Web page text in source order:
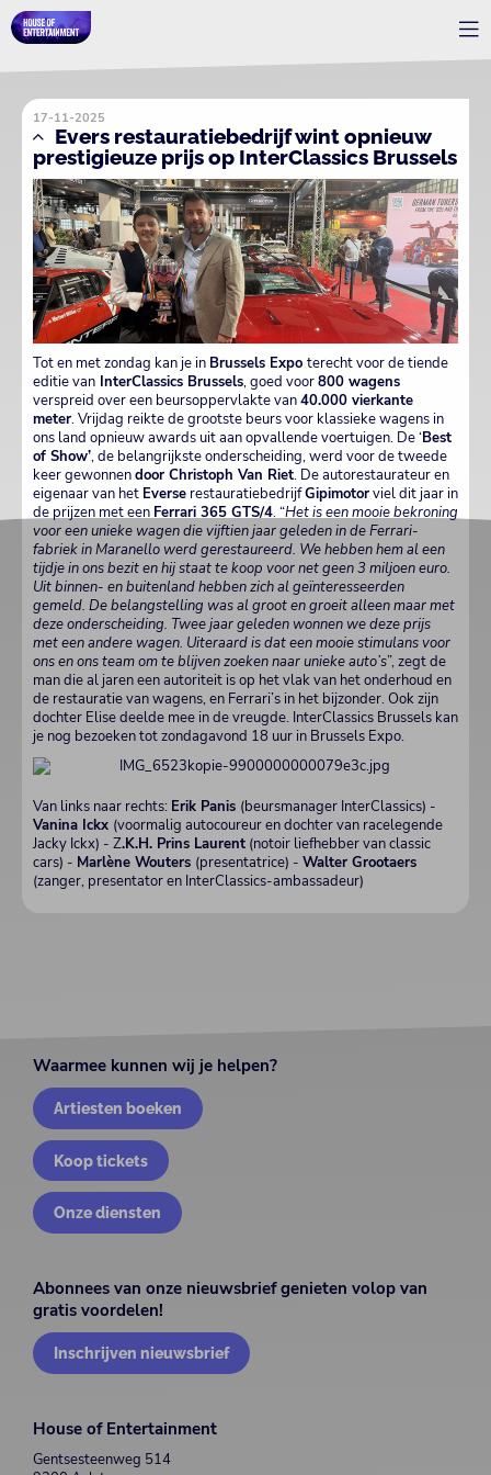
17-11-2025
Evers restauratiebedrijf wint opnieuw
prestigieuze prijs op InterClassics Brussels
Tot en met zondag kan je in Brussels Expo terecht voor de tiende
editie van InterClassics Brussels, goed voor800 wagens
verspreid over een beursoppervlakte van40.000 vierkante
meter. Vrijdag reikte de grootste beurs voor klassieke wagens in
ons land opnieuw awards uit aan opvallende voertuigen. De ‘Best
of Show’, de belangrijkste onderscheiding, werd voor de tweede
keer gewonnendoor Christoph Van Riet. De autorestaurateur en
eigenaar van het Everse restauratiebedrijfGipimotorviel dit jaar in
de prijzen met een Ferrari 365 GTS/4. “Het is een mooie bekroning
voor een unieke wagen die vijftien jaar geleden in de Ferrari-
fabriek in Maranello werd gerestaureerd. We hebben hem al een
tijdje in ons bezit en hij staat te koop voor net geen 3 miljoen euro.
Uit binnen- en buitenland hebben zich al geïnteresseerden
gemeld. De belangstelling was al groot en groeit alleen maar met
deze onderscheiding. Twee jaar geleden wonnen we deze prijs
met een andere wagen. Uiteraard is dat een mooie stimulans voor
ons en ons team om te blijven zoeken naar unieke auto’s”, zegt de
man die al jaren een autoriteit is op het vlak van het onderhoud en
de restauratie van wagens, en Ferrari’s in het bijzonder. Ook zijn
dochter Elise deelde mee in de vreugde. InterClassics Brussels kan
je nog bezoeken tot zondagavond 18 uur in Brussels Expo.
Van links naar rechts: Erik Panis (beursmanager InterClassics) -
Vanina Ickx (voormalig autocoureur en dochter van racelegende
Jacky Ickx) - Z.K.H. Prins Laurent (notoir liefhebber van classic
cars) - Marlène Wouters (presentatrice) - Walter Grootaers
(zanger, presentator en InterClassics-ambassadeur)
Waarmee kunnen wij je helpen?
Artiesten boeken
Koop tickets
Onze diensten
Abonnees van onze nieuwsbrief genieten volop van
gratis voordelen!
Inschrijven nieuwsbrief
House of Entertainment
Gentsesteenweg 514